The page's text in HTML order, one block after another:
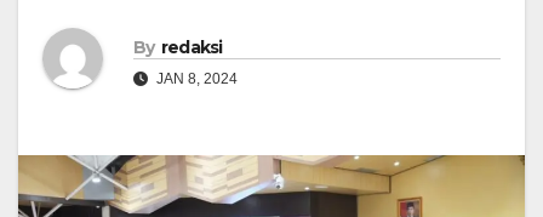
By redaksi
JAN 8, 2024